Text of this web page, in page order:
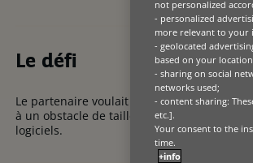
Le défi
Le partenaire voulait rendre son logiciel
à un obstacle de taille : les sociétés
logiciels.
not personalized
- personalized
more relevant to your
- geolocated
based on your
- sharing on social
networks used;
- content sharing:
etc.].
Your consent to the
time.
+info